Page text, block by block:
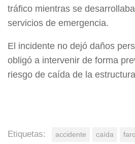
tráfico mientras se
servicios de emergencia.
El incidente no dejó daños
obligó a intervenir de forma
riesgo de caída de la
Etiquetas: accidente caída